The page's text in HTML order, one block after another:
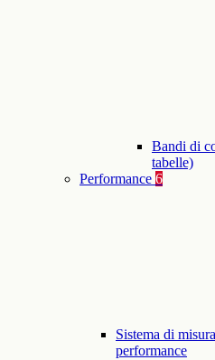
Bandi di
tabelle)
Performance 6
Sistema di
performance